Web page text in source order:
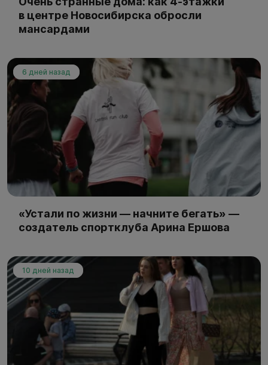
в центре Новосибирска обросли
мансардами
6 дней назад
«Устали по жизни — начните бегать» —
создатель спортклуба Арина Ершова
10 дней назад